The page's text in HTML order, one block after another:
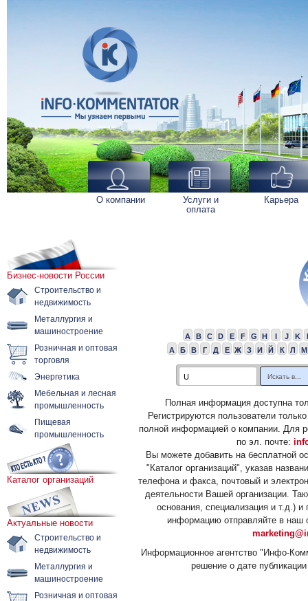
О компании
Услуги и
оплата
Карьера
Бизнес-новости России
Строительство и
недвижимость
Металлургия и
машиностроение
Розничная и оптовая
торговля
Энергетика
Мебельная и лесная
промышленность
Пищевая
промышленность
Каталог организаций
Актуальные новости
Строительство и
недвижимость
Металлургия и
машиностроение
Розничная и оптовая
A B C D E F G H I J K
А
Б В Г Д Е Ж З И Й К Л М
Полная информация доступна
Регистрируются пользователи
полной информацией о компании. Для
по эл. почте:
Вы можете добавить на бесплатной
"Каталог организаций", указав
телефона и факса, почтовый и
деятельности Вашей организации.
основания, специализация и т.д.)
информацию отправляйте в наш
Информационное агентство "Инфо-
решение о дате